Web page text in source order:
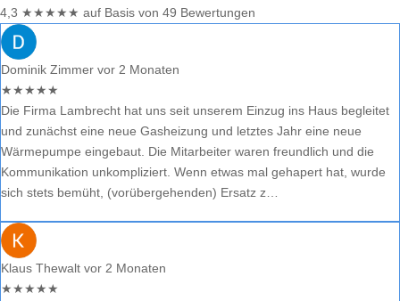
4,3 ★★★★★ auf Basis von 49 Bewertungen
Dominik Zimmer vor 2 Monaten
★★★★★
Die Firma Lambrecht hat uns seit unserem Einzug ins Haus begleitet
und zunächst eine neue Gasheizung und letztes Jahr eine neue
Wärmepumpe eingebaut. Die Mitarbeiter waren freundlich und die
Kommunikation unkompliziert. Wenn etwas mal gehapert hat, wurde
sich stets bemüht, (vorübergehenden) Ersatz z…
Klaus Thewalt vor 2 Monaten
★★★★★